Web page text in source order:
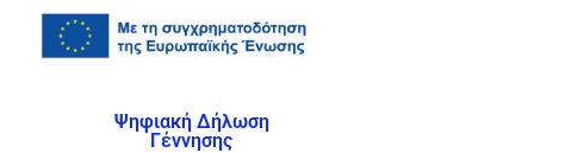
Ψηφιακή Δήλωση
Γέννησης